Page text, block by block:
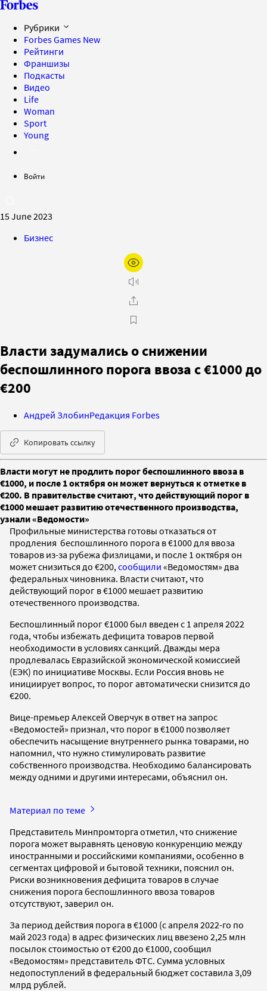
Рубрики
Forbes Games New
Рейтинги
Франшизы
Подкасты
Видео
Life
Woman
Sport
Young
Войти
15 June 2023
Бизнес
Власти задумались о снижении
беспошлинного порога ввоза с €1000 до
€200
Андрей ЗлобинРедакция Forbes
Копировать ссылку
Власти могут не продлить порог беспошлинного ввоза в
€1000, и после 1 октября он может вернуться к отметке в
€200. В правительстве считают, что действующий порог в
€1000 мешает развитию отечественного производства,
узнали «Ведомости»
Профильные министерства готовы отказаться от
продления беспошлинного порога в €1000 для ввоза
товаров из-за рубежа физлицами, и после 1 октября он
может снизиться до €200, сообщили «Ведомостям» два
федеральных чиновника. Власти считают, что
действующий порог в €1000 мешает развитию
отечественного производства.
Беспошлинный порог €1000 был введен с 1 апреля 2022
года, чтобы избежать дефицита товаров первой
необходимости в условиях санкций. Дважды мера
продлевалась Евразийской экономической комиссией
(ЕЭК) по инициативе Москвы. Если Россия вновь не
инициирует вопрос, то порог автоматически снизится до
€200.
Вице-премьер Алексей Оверчук в ответ на запрос
«Ведомостей» признал, что порог в €1000 позволяет
обеспечить насыщение внутреннего рынка товарами, но
напомнил, что нужно стимулировать развитие
собственного производства. Необходимо балансировать
между одними и другими интересами, объяснил он.
Материал по теме
Представитель Минпромторга отметил, что снижение
порога может выравнять ценовую конкуренцию между
иностранными и российскими компаниями, особенно в
сегментах цифровой и бытовой техники, пояснил он.
Риски возникновения дефицита товаров в случае
снижения порога беспошлинного ввоза товаров
отсутствуют, заверил он.
За период действия порога в €1000 (с апреля 2022-го по
май 2023 года) в адрес физических лиц ввезено 2,25 млн
посылок стоимостью от €200 до €1000, сообщил
«Ведомостям» представитель ФТС. Сумма условных
недопоступлений в федеральный бюджет составила 3,09
млрд рублей.